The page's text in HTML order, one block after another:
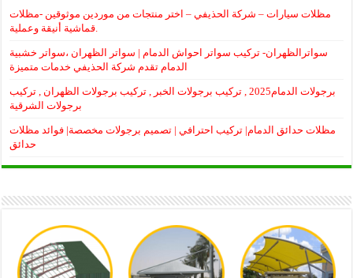
مظلات سيارات – شركة الحذيفي – اختر منتجات من موردين موثوقين -مظلات
سواترالظهران- تركيب سواتر احواش الدمام | سواتر الظهران ،سواتر خشبية
الدمام تقدم شركة الحذيفي خدمات متميزة
برجولات الدمام2025 , تركيب برجولات الخبر , تركيب برجولات الظهران , تركيب
برجولات الشرقية
مظلات حدائق الدمام| تركيب احترافي | تصميم برجولات مخصصة| فوائد مظلات
حدائق